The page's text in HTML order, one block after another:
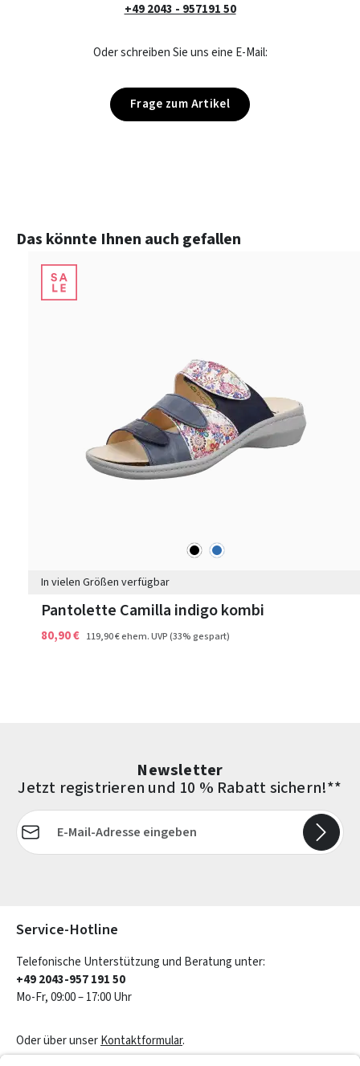
+49 2043 - 957191 50
Oder schreiben Sie uns eine E-Mail:
Frage zum Artikel
Produktgalerie überspringen
Das könnte Ihnen auch gefallen
schwarz
blau
In vielen Größen verfügbar
Pantolette Camilla indigo kombi
80,90 € 119,90 €ehem. UVP(33% gespart)
Newsletter
Jetzt registrieren und 10 % Rabatt sichern!**
E-Mail-Adresse*
Service-Hotline
Telefonische Unterstützung und Beratung unter:
+49 2043-957 191 50
Mo-Fr, 09:00 – 17:00 Uhr
Oder über unserKontaktformular.